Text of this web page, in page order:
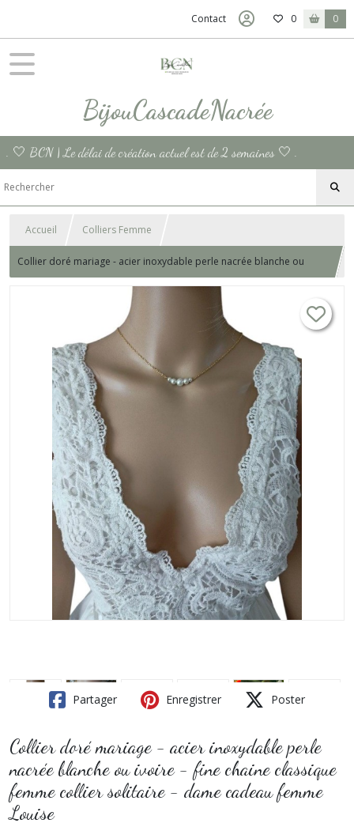
Contact 0 0
BijouCascadeNacrée
. 🤍 BCN | Le délai de création actuel est de 2 semaines 🤍 .
Accueil Colliers Femme
Collier doré mariage - acier inoxydable perle nacrée blanche ou
ivoire - fine chaine classique femme collier solitaire - dame cadeau
Partager Enregistrer Poster
Collier doré mariage - acier inoxydable perle
nacrée blanche ou ivoire - fine chaine classique
femme collier solitaire - dame cadeau femme
Louise